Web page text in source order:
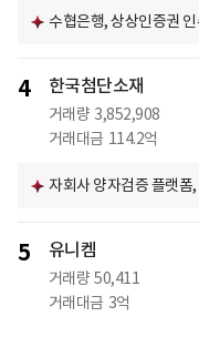
수협은행, 상상인증권 인
4 한국첨단소재
거래량 3,852,908
거래대금 114.2억
자회사 양자검증 플랫폼
5 유니켐
거래량 50,411
거래대금 3억